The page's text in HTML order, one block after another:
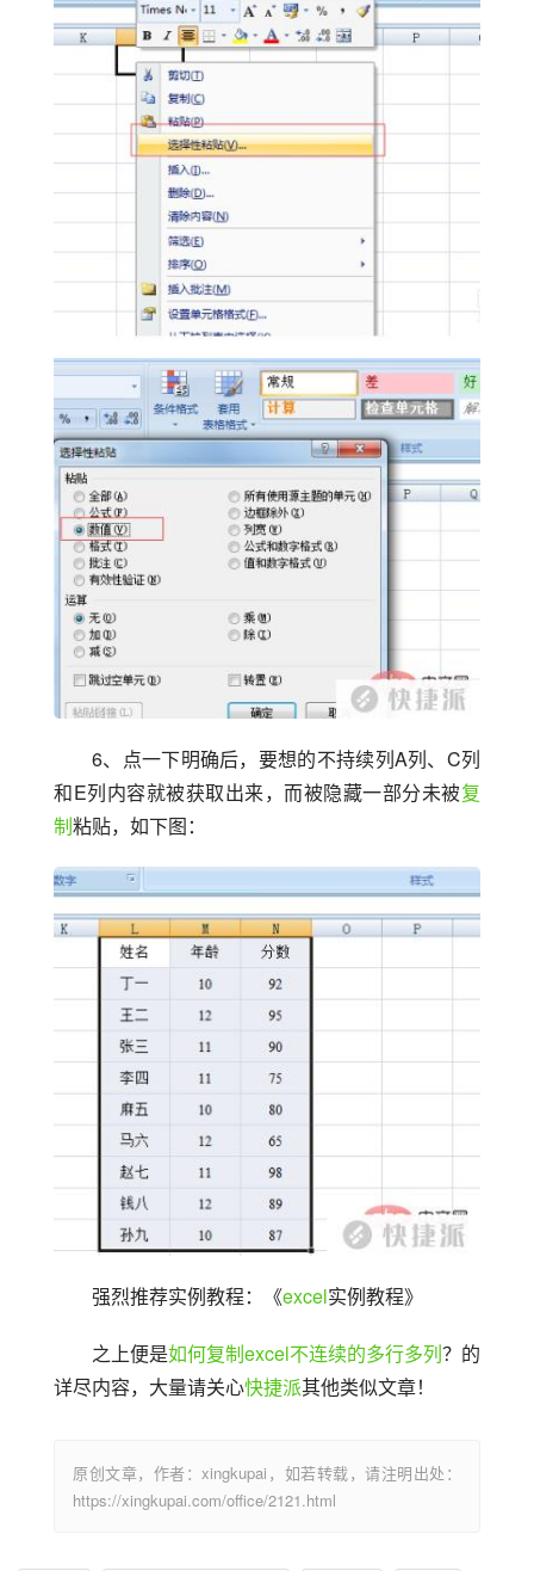
6、点一下明确后，要想的不持续列A列、C列
和E列内容就被获取出来，而被隐藏一部分未被复
制粘贴，如下图：
强烈推荐实例教程：《excel实例教程》
之上便是如何复制excel不连续的多行多列？的
详尽内容，大量请关心快捷派其他类似文章！
原创文章，作者：xingkupai，如若转载，请注明出处：
https://xingkupai.com/office/2121.html